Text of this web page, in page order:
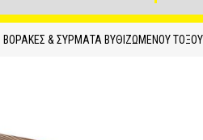
ΒΟΡΑΚΕΣ & ΣΥΡΜΑΤΑ ΒΥΘΙΖΩΜΕΝΟΥ ΤΟΞΟΥ